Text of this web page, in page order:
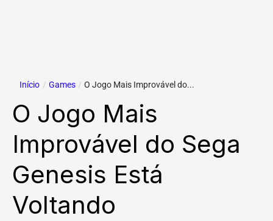
Início / Games / O Jogo Mais Improvável do...
O Jogo Mais
Improvável do Sega
Genesis Está
Voltando